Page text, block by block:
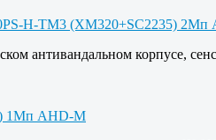
антивандальном корпусе,